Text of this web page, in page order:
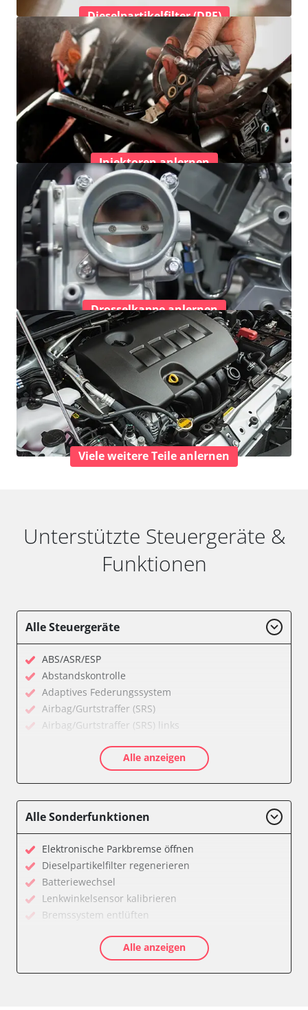
Dieselpartikelfilter (DPF)
Injektoren anlernen
Drosselkappe anlernen
Viele weitere Teile anlernen
Unterstützte Steuergeräte &
Funktionen
Alle Steuergeräte
ABS/ASR/ESP
Abstandskontrolle
Adaptives Federungssystem
Airbag/Gurtstraffer (SRS)
Airbag/Gurtstraffer (SRS) links
Aktiver Kollisionsschutz
Anhängersteuergerät
Batteriemanagement
CD-Wechsler
Command
Dachbedieneinheit (DBE)
Diagnoseschnittstelle (EOBD/OBDII)
Einparkhilfe
Elektronische Zündanlage
Elektronisches Stabilitätsprogramm (ESP)
Elektronisches Wählhebel-Modul (EWM)
Alle anzeigen
Alle Sonderfunktionen
Elektronische Parkbremse öffnen
Dieselpartikelfilter regenerieren
Batteriewechsel
Lenkwinkelsensor kalibrieren
Bremssystem entlüften
Luftmassenmesser anlernen
Elektronische Parkbremse kalibrieren
Alle anzeigen